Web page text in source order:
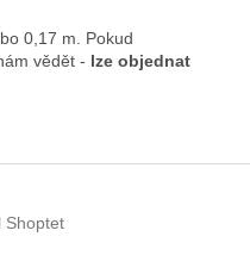
0,17 m. Pokud
vědět - lze objednat
Shoptet